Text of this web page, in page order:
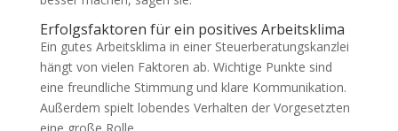
Erfolgsfaktoren für ein positives Arbeitsklima
Ein gutes Arbeitsklima in einer Steuerberatungskanzlei
hängt von vielen Faktoren ab. Wichtige Punkte sind
eine freundliche Stimmung und klare Kommunikation.
Außerdem spielt lobendes Verhalten der Vorgesetzten